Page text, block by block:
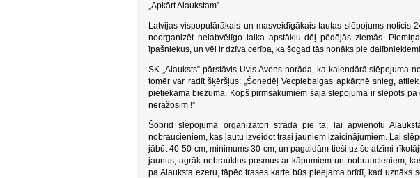
„Apkārt Alaukstam”.
Latvijas vispopulārākais un masveidīgākais tautas slēpojums noticis
noorganizēt nelabvēlīgo laika apstākļu dēļ pēdējās ziemās.
īpašniekus, un vēl ir dzīva cerība, ka šogad tās nonāks pie dalībniekiem!
SK „Alauksts” pārstāvis Uvis Avens norāda, ka kalendārā slēpojuma
tomēr var radīt šķēršļus: „Šonedēļ Vecpiebalgas apkārtnē snieg,
pietiekamā biezumā. Kopš pirmsākumiem šajā slēpojumā ir slēpots
neražosim !”
Šobrīd slēpojuma organizatori strādā pie tā, lai apvienotu
nobraucieniem, kas ļautu izveidot trasi jauniem izaicinājumiem. Lai
jābūt 40-50 cm, minimums 30 cm, un pagaidām tieši uz šo atzīmi
jaunus, agrāk nebrauktus posmus ar kāpumiem un nobraucieniem,
pa Alauksta ezeru, tāpēc trases karte būs pieejama brīdī, kad uznāks